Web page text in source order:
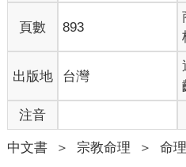
頁數 893
出版地 台灣
注音
中文書 ＞ 宗教命理 ＞ 命理